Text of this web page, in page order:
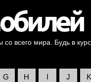
всего мира. Будь в
G H I J K